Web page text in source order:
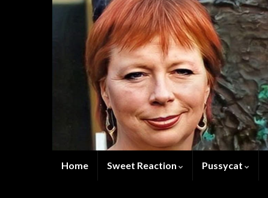
Home Sweet Reaction Pussycat